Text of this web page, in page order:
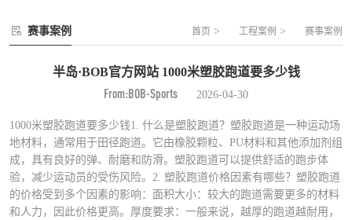
赛事案例 首页 > 工程案例 > 赛事案例
半岛·BOB官方网站 1000米塑胶跑道要多少钱
From:BOB-Sports 2026-04-30
1000米塑胶跑道要多少钱1. 什么是塑胶跑道？塑胶跑道是一种运动场
地材料，通常用于田径跑道。它由橡胶颗粒、PU材料和其他添加剂组
成，具有良好的弹、耐磨和防滑。塑胶跑道可以提供舒适的跑步体
验，减少运动员的受伤风险。2. 塑胶跑道价格因素有哪些？塑胶跑道
的价格受到多个因素的影响：面积大小：较大的跑道需要更多的材料
和人力，因此价格更高。厚度要求：一般来说，越厚的跑道越耐用，